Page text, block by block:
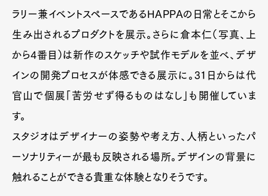
ラリー兼イベントスペースであるHAPPAの日常とそこから
生み出されるプロダクトを展示。さらに倉本仁（写真、上
から4番目）は新作のスケッチや試作モデルを並べ、デザ
インの開発プロセスが体感できる展示に。31日からは代
官山で個展「苦労せず得るものはなし」も開催していま
す。
スタジオはデザイナーの姿勢や考え方、人柄といったパ
ーソナリティーが最も反映される場所。デザインの背景に
触れることができる貴重な体験となりそうです。